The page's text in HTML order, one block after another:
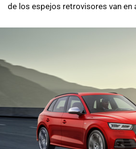
de los espejos retrovisores van en